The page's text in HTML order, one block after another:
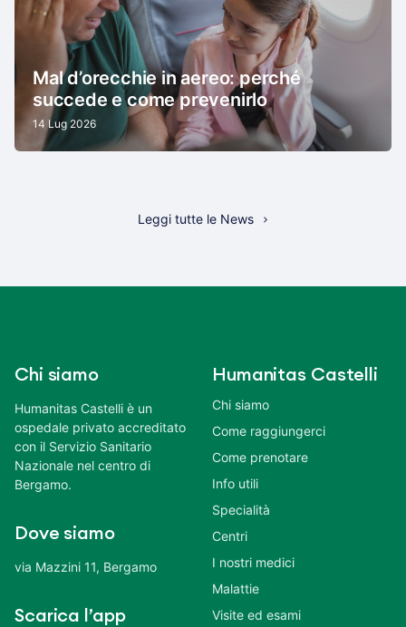
Mal d’orecchie in aereo: perché
succede e come prevenirlo
14 Lug 2026
Leggi tutte le News
Chi siamo
Humanitas Castelli è un
ospedale privato accreditato
con il Servizio Sanitario
Nazionale nel centro di
Bergamo.
Dove siamo
via Mazzini 11, Bergamo
Scarica l’app
Humanitas Castelli
Chi siamo
Come raggiungerci
Come prenotare
Info utili
Specialità
Centri
I nostri medici
Malattie
Visite ed esami